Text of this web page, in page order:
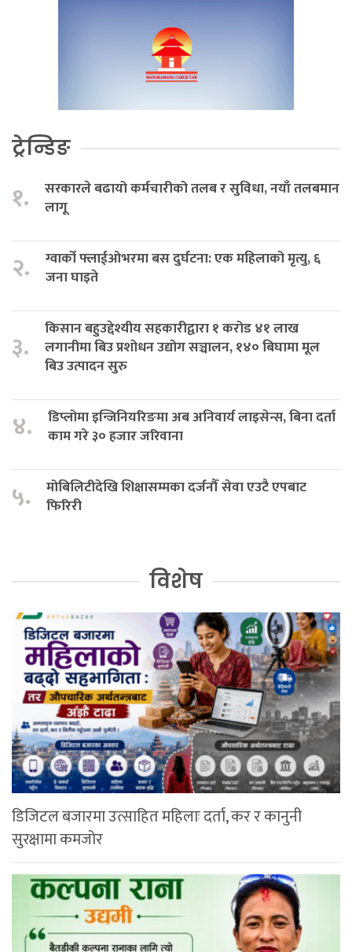
ट्रेन्डिङ
१.
सरकारले बढायो कर्मचारीको तलब र सुविधा, नयाँ तलबमान
लागू
२.
ग्वार्को फ्लाईओभरमा बस दुर्घटना: एक महिलाको मृत्यु, ६
जना घाइते
३.
किसान बहुउद्देश्यीय सहकारीद्वारा १ करोड ४१ लाख
लगानीमा बिउ प्रशोधन उद्योग सञ्चालन, १४० बिघामा मूल
बिउ उत्पादन सुरु
४.
डिप्लोमा इन्जिनियरिङमा अब अनिवार्य लाइसेन्स, बिना दर्ता
काम गरे ३० हजार जरिवाना
५.
मोबिलिटीदेखि शिक्षासम्मका दर्जनौँ सेवा एउटै एपबाट
फिरिरी
विशेष
डिजिटल बजारमा उत्साहित महिलाः दर्ता, कर र कानुनी
सुरक्षामा कमजोर